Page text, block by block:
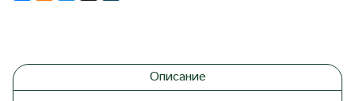
Описание